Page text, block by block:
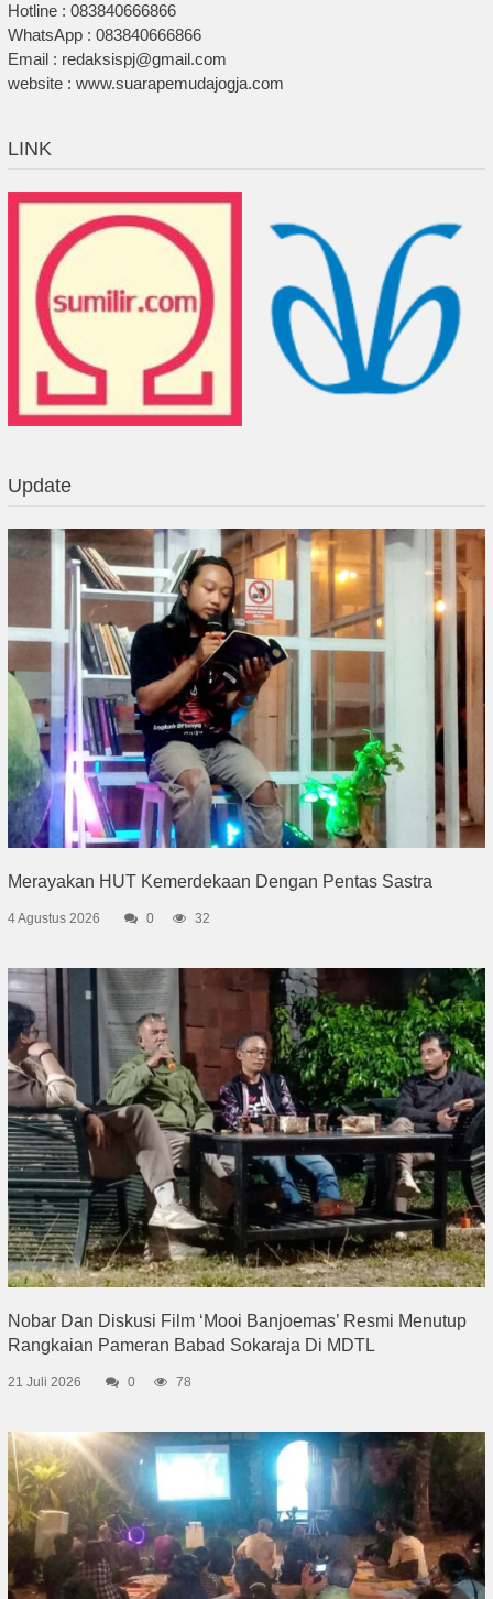
Hotline : 083840666866
WhatsApp : 083840666866
Email : redaksispj@gmail.com
website : www.suarapemudajogja.com
LINK
Update
Merayakan HUT Kemerdekaan Dengan Pentas Sastra
4 Agustus 2026 0 32
Nobar Dan Diskusi Film ‘Mooi Banjoemas’ Resmi Menutup
Rangkaian Pameran Babad Sokaraja Di MDTL
21 Juli 2026 0 78